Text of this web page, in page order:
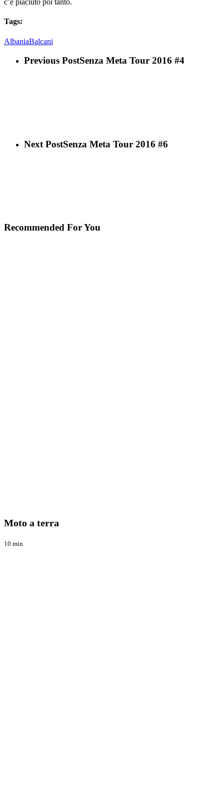
c’è piaciuto poi tanto.
Tags:
AlbaniaBalcani
Previous PostSenza Meta Tour 2016 #4
Next PostSenza Meta Tour 2016 #6
Recommended For You
terra
Moto a terra
10 min